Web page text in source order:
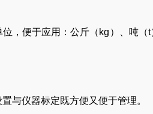
，便于应用：公斤（kg）、吨（
与仪器标定既方便又便于管理。